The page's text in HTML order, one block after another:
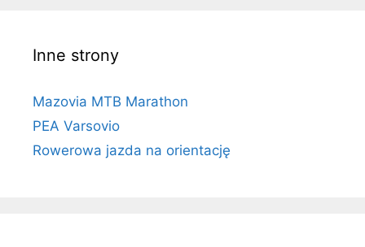
Inne strony
Mazovia MTB Marathon
PEA Varsovio
Rowerowa jazda na orientację